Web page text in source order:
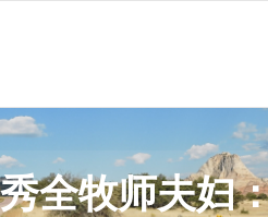
全牧师夫妇